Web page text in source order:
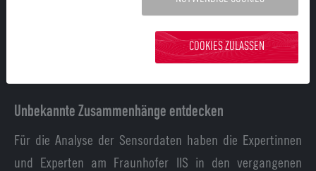
Beispiel sinnvoller sein, einen Pulsmesser im Lenkrad zu
montieren, als eine Kamera, die durch die Sonne oder die
Scheinwerfer anderer Autos irritiert wird.
Unbekannte Zusammenhänge entdecken
Für die Analyse der Sensordaten haben die Expertinnen
und Experten am Fraunhofer IIS in den vergangenen
COOKIES ZULASSEN